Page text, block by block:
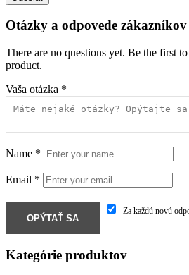
Otázky a odpovede zákazníkov
There are no questions yet. Be the first
product.
Vaša otázka *
Name *
Email *
Za každú novú
Kategórie produktov